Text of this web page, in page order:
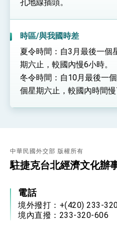
孔地線插頭。
時區/與我國時差
夏令時間：自3月最後一個
期六止，較國內慢6小時。
冬令時間：自10月最後一
個星期六止，較國內時間慢
中華民國外交部 版權所有
駐捷克台北經濟文化辦
電話
境外撥打：+(420) 233-
境內直撥：233-320-606